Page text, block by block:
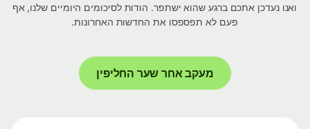
ואנו נעדכן אתכם ברגע שהוא ישתפר. הודות לסיכומים היומיים שלנו, אף
פעם לא תפספסו את החדשות האחרונות.
מעקב אחר שער החליפין